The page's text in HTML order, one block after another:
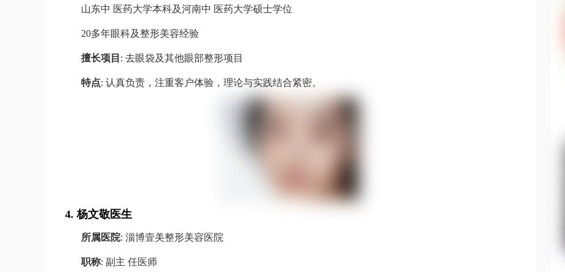
山东中 医药大学本科及河南中 医药大学硕士学位
20多年眼科及整形美容经验
擅长项目 : 去眼袋及其他眼部整形项目
特点: 认真负责，注重客户体验，理论与实践结合紧密。
4.杨文敬医生
所属医院: 淄博壹美整形美容医院
职称: 副主 任医师